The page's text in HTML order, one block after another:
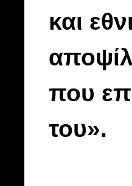
και
που
του».